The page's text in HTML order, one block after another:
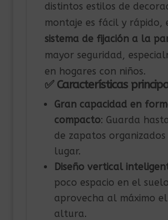
distintos estilos de
montaje es fácil y rápido,
sistema de fijación a la
mayor seguridad,
en hogares con niños.
✅ Características
Gran capacidad en
compacto: Guarda
de zapatos
lugar.
Diseño vertical
poco espacio en el
aprovecha al máximo
altura.